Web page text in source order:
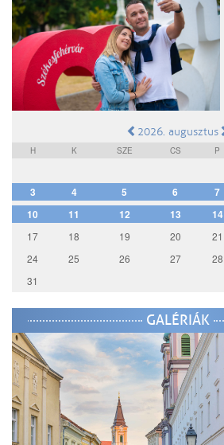
2026. augusztus
H K SZE CS P
3 4 5 6 7
10 11 12 13 14
17
18 19 20 21
24
25 26 27 28
31
GALÉRIÁK